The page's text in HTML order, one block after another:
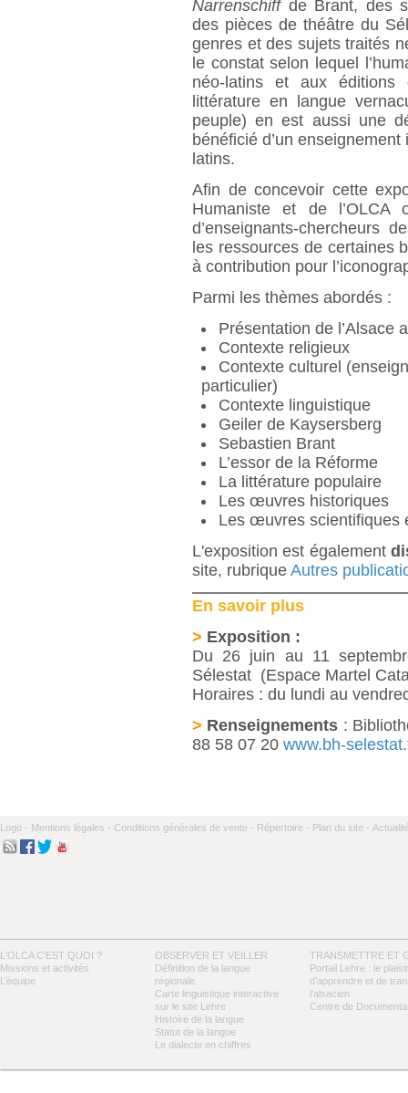
Narrenschiffde Brant, des
des pièces de théâtre du
genres et des sujets traités
le constat selon lequel
néo-latins et aux éditions
littérature en langue
peuple) en est aussi une
bénéficié d’un
latins.
Afin de concevoir cette
Humaniste et de l’OLCA
d’enseignants-chercheurs
les ressources de certaines
à contribution pour
Parmi les thèmes abordés :
Présentation de l’Alsace
Contexte religieux
Contexte culturel
particulier)
Contexte linguistique
Geiler de Kaysersberg
Sebastien Brant
L’essor de la Réforme
La littérature populaire
Les œuvres historiques
Les œuvres scientifiques
L'exposition est également
site, rubrique Autres
En savoir plus
> Exposition :
Du 26 juin au 11
Sélestat (Espace Martel
Horaires : du lundi au
> Renseignements :
88 58 07 20 www.bh-
Logo - Mentions légales - Conditions générales de vente - Répertoire - Plan du site -
L'OLCA C'EST QUOI ?
Missions et activités
L’équipe
OBSERVER ET VEILLER
Définition de la langue
régionale
Carte linguistique interactive
sur le site Lehre
Histoire de la langue
Statut de la langue
Le dialecte en chiffres
TRANSMETTRE ET
Portail Lehre : le plaisir
d’apprendre et de
l’alsacien
Centre de